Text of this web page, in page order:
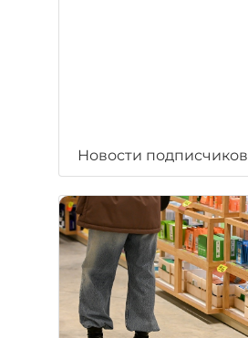
Новости подписчиков